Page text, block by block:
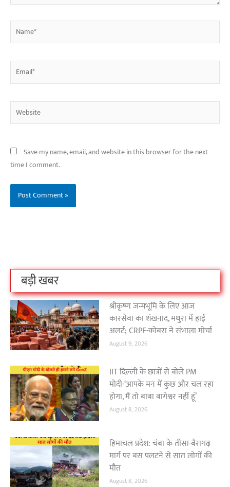
Website
Save my name, email, and website in this browser for the next
time I comment.
बड़ी खबर
श्रीकृष्ण जन्मभूमि के लिए आज
कारसेवा का शंखनाद, मथुरा में हाई
अलर्ट; CRPF-कोबरा ने संभाला मोर्चा
August 9, 2026
IIT दिल्ली के छात्रों से बोले PM
मोदी-‘आपके मन में कुछ और चल रहा
होगा, मैं तो बाबा बागेश्वर नहीं हूं’
August 8, 2026
हिमाचल प्रदेश: चंबा के तीसा-बैरागढ़
मार्ग पर बस पलटने से सात लोगों की
मौत
August 8, 2026